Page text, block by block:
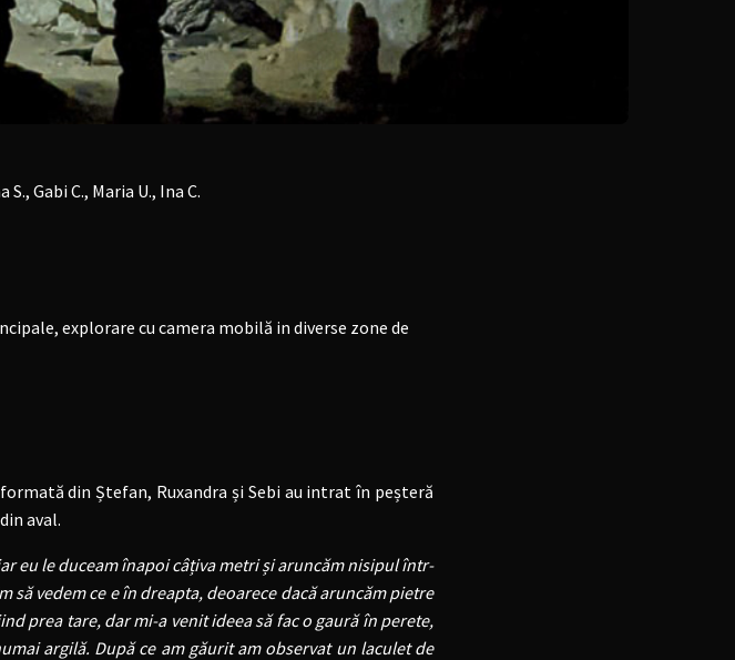
Gabi C., Maria U., Ina C.
explorare cu camera mobilă in diverse zone de
din Ștefan, Ruxandra și Sebi au intrat în peșteră
aval.
eu le duceam înapoi câțiva metri și aruncăm nisipul într-
să vedem ce e în dreapta, deoarece dacă aruncăm pietre
prea tare, dar mi-a venit ideea să fac o gaură în perete,
argilă. După ce am găurit am observat un laculet de